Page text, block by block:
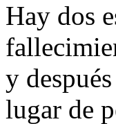
Hay dos
y
lugar de